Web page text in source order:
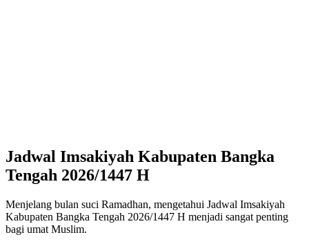
Jadwal Imsakiyah Kabupaten Bangka
Tengah 2026/1447 H
Menjelang bulan suci Ramadhan, mengetahui Jadwal Imsakiyah
Kabupaten Bangka Tengah 2026/1447 H menjadi sangat penting
bagi umat Muslim.